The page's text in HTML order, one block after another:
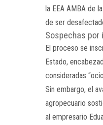
la EEA AMBA de
de ser
Sospechas
El proceso se
Estado,
consideradas
Sin embargo, el
agropecuario
al empresario